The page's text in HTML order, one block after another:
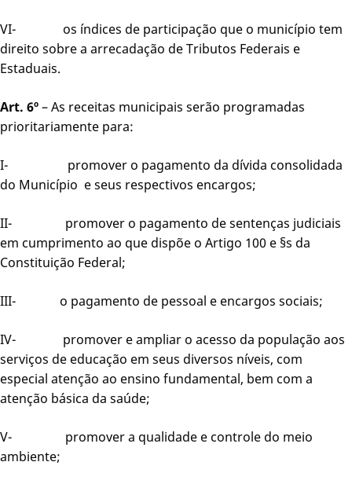
VI- os índices de participação que o município tem
direito sobre a arrecadação de Tributos Federais e
Estaduais.
Art. 6º– As receitas municipais serão programadas
prioritariamente para:
I- promover o pagamento da dívida consolidada
do Município e seus respectivos encargos;
II- promover o pagamento de sentenças judiciais
em cumprimento ao que dispõe o Artigo 100 e §s da
Constituição Federal;
III- o pagamento de pessoal e encargos sociais;
IV- promover e ampliar o acesso da população aos
serviços de educação em seus diversos níveis, com
especial atenção ao ensino fundamental, bem com a
atenção básica da saúde;
V- promover a qualidade e controle do meio
ambiente;